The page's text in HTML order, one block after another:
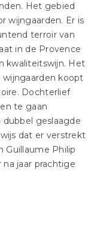
Het gebied
wijngaarden. Er is
terroir van
in de Provence
kwaliteitswijn. Het
wijngaarden koopt
Dochterlief
te gaan
geslaagde
dat er verstrekt
Guillaume Philip
na jaar prachtige